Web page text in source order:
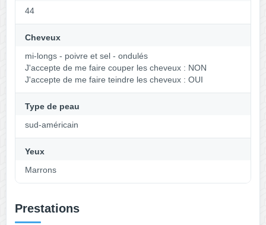
44
Cheveux
mi-longs - poivre et sel - ondulés
J'accepte de me faire couper les cheveux : NON
J'accepte de me faire teindre les cheveux : OUI
Type de peau
sud-américain
Yeux
Marrons
Prestations